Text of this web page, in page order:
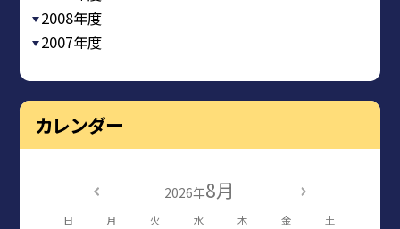
2008年度
2007年度
カレンダー
2026年8月
日 月 火 水 木 金 土